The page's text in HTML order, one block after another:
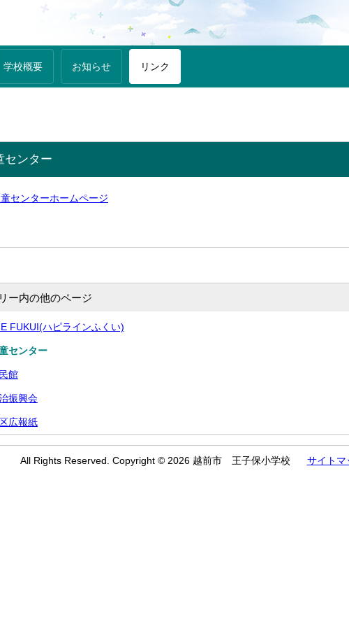
学校概要 お知らせ リンク
センター
センターホームページ
ー内の他のページ
FUKUI(ハピラインふくい)
センター
館
振興会
広報紙
All Rights Reserved. Copyright © 2026 越前市 王子保小学校 サイトマ